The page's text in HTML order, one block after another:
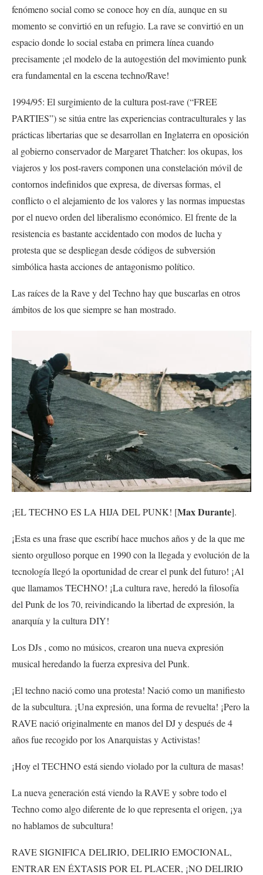
fenómeno social como se conoce hoy en día, aunque en su
momento se convirtió en un refugio. La rave se convirtió en un
espacio donde lo social estaba en primera línea cuando
precisamente ¡el modelo de la autogestión del movimiento punk
era fundamental en la escena techno/Rave!
1994/95: El surgimiento de la cultura post-rave (“FREE
PARTIES”) se sitúa entre las experiencias contraculturales y las
prácticas libertarias que se desarrollan en Inglaterra en oposición
al gobierno conservador de Margaret Thatcher: los okupas, los
viajeros y los post-ravers componen una constelación móvil de
contornos indefinidos que expresa, de diversas formas, el
conflicto o el alejamiento de los valores y las normas impuestas
por el nuevo orden del liberalismo económico. El frente de la
resistencia es bastante accidentado con modos de lucha y
protesta que se despliegan desde códigos de subversión
simbólica hasta acciones de antagonismo político.
Las raíces de la Rave y del Techno hay que buscarlas en otros
ámbitos de los que siempre se han mostrado.
¡EL TECHNO ES LA HIJA DEL PUNK! [Max Durante].
¡Esta es una frase que escribí hace muchos años y de la que me
siento orgulloso porque en 1990 con la llegada y evolución de la
tecnología llegó la oportunidad de crear el punk del futuro! ¡Al
que llamamos TECHNO! ¡La cultura rave, heredó la filosofía
del Punk de los 70, reivindicando la libertad de expresión, la
anarquía y la cultura DIY!
Los DJs , como no músicos, crearon una nueva expresión
musical heredando la fuerza expresiva del Punk.
¡El techno nació como una protesta! Nació como un manifiesto
de la subcultura. ¡Una expresión, una forma de revuelta! ¡Pero la
RAVE nació originalmente en manos del DJ y después de 4
años fue recogido por los Anarquistas y Activistas!
¡Hoy el TECHNO está siendo violado por la cultura de masas!
La nueva generación está viendo la RAVE y sobre todo el
Techno como algo diferente de lo que representa el origen, ¡ya
no hablamos de subcultura!
RAVE SIGNIFICA DELIRIO, DELIRIO EMOCIONAL,
ENTRAR EN ÉXTASIS POR EL PLACER, ¡NO DELIRIO